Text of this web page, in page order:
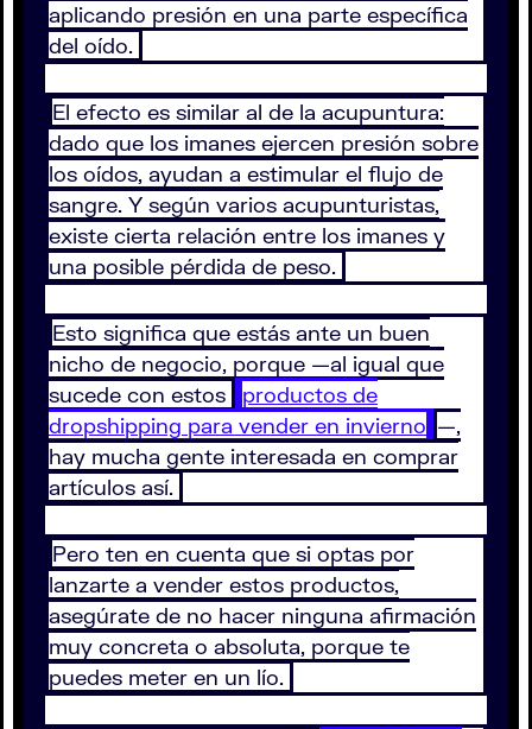
aplicando presión en una parte específica
del oído.
El efecto es similar al de la acupuntura:
dado que los imanes ejercen presión sobre
los oídos, ayudan a estimular el flujo de
sangre. Y según varios acupunturistas,
existe cierta relación entre los imanes y
una posible pérdida de peso.
Esto significa que estás ante un buen
nicho de negocio, porque —al igual que
sucede con estos
productos de
dropshipping para vender en invierno —,
hay mucha gente interesada en comprar
artículos así.
Pero ten en cuenta que si optas por
lanzarte a vender estos productos,
asegúrate de no hacer ninguna afirmación
muy concreta o absoluta, porque te
puedes meter en un lío.